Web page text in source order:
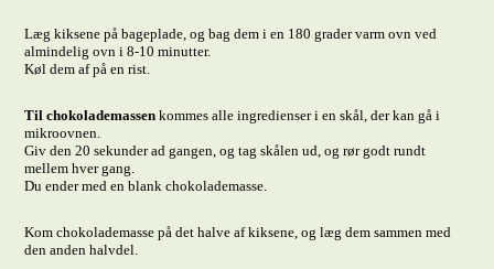
Læg kiksene på bageplade, og bag dem i en 180 grader varm ovn ved
almindelig ovn i 8-10 minutter.
Køl dem af på en rist.
Til chokolademassen kommes alle ingredienser i en skål, der kan gå i
mikroovnen.
Giv den 20 sekunder ad gangen, og tag skålen ud, og rør godt rundt
mellem hver gang.
Du ender med en blank chokolademasse.
Kom chokolademasse på det halve af kiksene, og læg dem sammen med
den anden halvdel.